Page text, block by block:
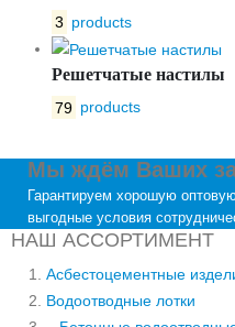
3 products
Решетчатые настилы
79 products
Мы ждём Ваших
Гарантируем хорошую
выгодные условия
НАШ АССОРТИМЕНТ
Асбестоцементные
Водоотводные лотки